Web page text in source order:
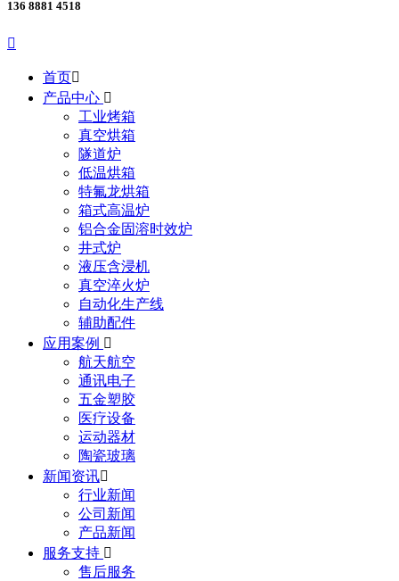
136 8881 4518

首页
产品中心 
工业烤箱
真空烘箱
隧道炉
低温烘箱
特氟龙烘箱
箱式高温炉
铝合金固溶时效炉
井式炉
液压含浸机
真空淬火炉
自动化生产线
辅助配件
应用案例 
航天航空
通讯电子
五金塑胶
医疗设备
运动器材
陶瓷玻璃
新闻资讯
行业新闻
公司新闻
产品新闻
服务支持 
售后服务